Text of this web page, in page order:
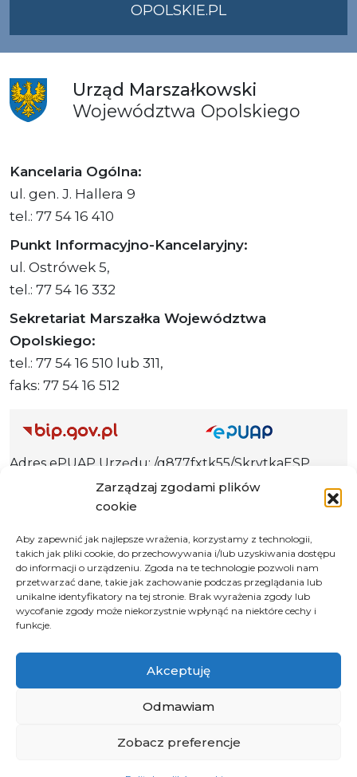
Zarządzaj zgodami plików
cookie
Aby zapewnić jak najlepsze wrażenia, korzystamy z technologii,
takich jak pliki cookie, do przechowywania i/lub uzyskiwania dostępu
do informacji o urządzeniu. Zgoda na te technologie pozwoli nam
przetwarzać dane, takie jak zachowanie podczas przeglądania lub
unikalne identyfikatory na tej stronie. Brak wyrażenia zgody lub
wycofanie zgody może niekorzystnie wpłynąć na niektóre cechy i
funkcje.
Akceptuję
Odmawiam
Zobacz preferencje
OPOLSKIE.PL
Urząd Marszałkowski
Województwa Opolskiego
Kancelaria Ogólna:
ul. gen. J. Hallera 9
tel.: 77 54 16 410
Punkt Informacyjno-Kancelaryjny:
ul. Ostrówek 5,
tel.: 77 54 16 332
Sekretariat Marszałka Województwa
Opolskiego:
tel.: 77 54 16 510 lub 311,
faks: 77 54 16 512
Adres ePUAP Urzędu: /q877fxtk55/SkrytkaESP
Adres do e-Doręczeń
Urzędu: AE:PL-66703-73759-IGTUV-14
Polityka prywatności
Klauzula informacyjna RODO
Deklaracja dostępności
© 2026 Samorząd Województwa Opolskiego